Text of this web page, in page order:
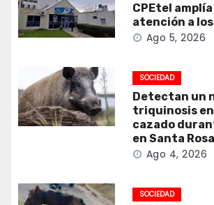
CPEtel
atención a
Ago 5, 2026
SOCIEDAD
Detectan un
triquinosis
cazado
en Santa Rosa
Ago 4, 2026
SOCIEDAD